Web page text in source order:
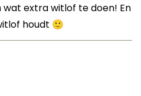
wat extra witlof te doen! En
houdt 🙂